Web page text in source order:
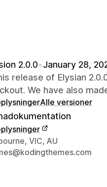
2.0.0•January 28,
release of Elysian
We have also
Alle versioner
VIC, AU